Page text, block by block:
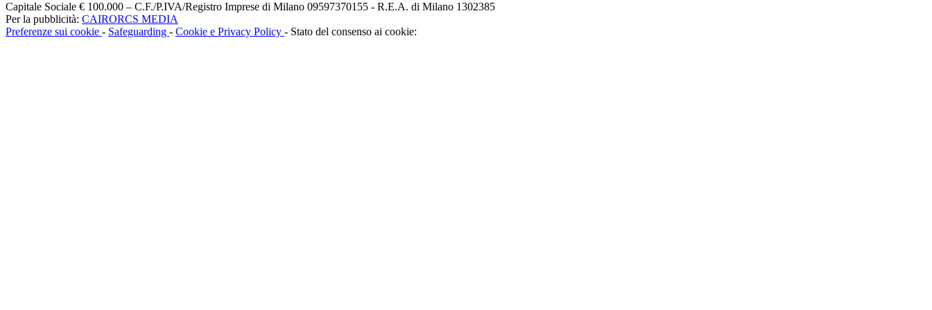
Capitale Sociale € 100.000 – C.F./P.IVA/Registro Imprese di Milano 09597370155 - R.E.A. di Milano 1302385
Per la pubblicità: CAIRORCS MEDIA
Preferenze sui cookie - Safeguarding - Cookie e Privacy Policy - Stato del consenso ai cookie: